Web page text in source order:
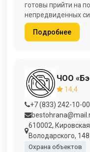
готовы прийти на
непредвиденных
Подробнее
ЧОО
14,4
+7 (833) 242-10-00
610002,
Володарского,
Охрана объектов